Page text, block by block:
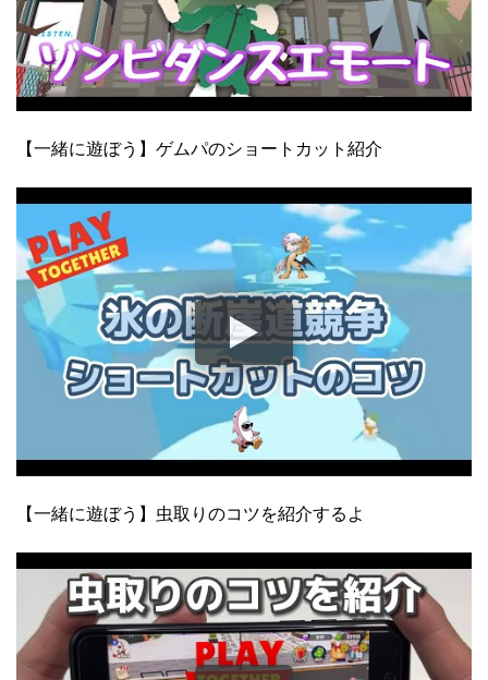
【一緒に遊ぼう】ゲムパのショートカット紹介
【一緒に遊ぼう】虫取りのコツを紹介するよ